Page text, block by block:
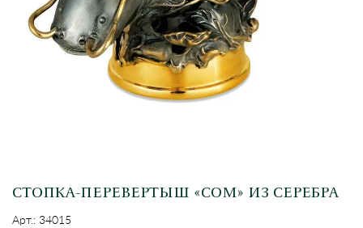
СТОПКА-ПЕРЕВЕРТЫШ «СОМ» ИЗ СЕРЕБРА
Арт.: 34015